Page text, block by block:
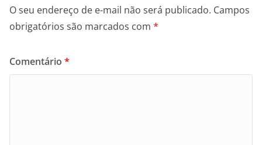
O seu endereço de e-mail não será publicado. Campos
obrigatórios são marcados com *
Comentário *